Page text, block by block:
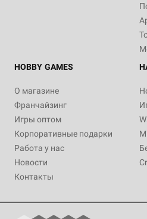
HOBBY GAMES
О магазине
Франчайзинг
Игры оптом
Корпоративные подарки
Работа у нас
Новости
Контакты